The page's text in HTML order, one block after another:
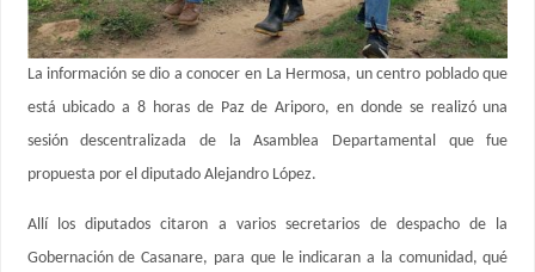
La información se dio a conocer en La Hermosa, un centro poblado que
está ubicado a 8 horas de Paz de Ariporo, en donde se realizó una
sesión descentralizada de la Asamblea Departamental que fue
propuesta por el diputado Alejandro López.
Allí los diputados citaron a varios secretarios de despacho de la
Gobernación de Casanare, para que le indicaran a la comunidad, qué